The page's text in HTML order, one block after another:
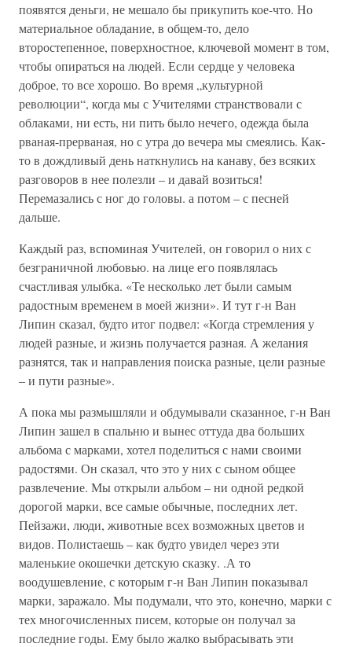
появятся деньги, не мешало бы прикупить кое-что. Но
материальное обладание, в общем-то, дело
второстепенное, поверхностное, ключевой момент в том,
чтобы опираться на людей. Если сердце у человека
доброе, то все хорошо. Во время „культурной
революции“, когда мы с Учителями странствовали с
облаками, ни есть, ни пить было нечего, одежда была
рваная-прерваная, но с утра до вечера мы смеялись. Как-
то в дождливый день наткнулись на канаву, без всяких
разговоров в нее полезли – и давай возиться!
Перемазались с ног до головы. а потом – с песней
дальше.
Каждый раз, вспоминая Учителей, он говорил о них с
безграничной любовью. на лице его появлялась
счастливая улыбка. «Те несколько лет были самым
радостным временем в моей жизни». И тут г-н Ван
Липин сказал, будто итог подвел: «Когда стремления у
людей разные, и жизнь получается разная. А желания
разнятся, так и направления поиска разные, цели разные
– и пути разные».
А пока мы размышляли и обдумывали сказанное, г-н Ван
Липин зашел в спальню и вынес оттуда два больших
альбома с марками, хотел поделиться с нами своими
радостями. Он сказал, что это у них с сыном общее
развлечение. Мы открыли альбом – ни одной редкой
дорогой марки, все самые обычные, последних лет.
Пейзажи, люди, животные всех возможных цветов и
видов. Полистаешь – как будто увидел через эти
маленькие окошечки детскую сказку. .А то
воодушевление, с которым г-н Ван Липин показывал
марки, заражало. Мы подумали, что это, конечно, марки с
тех многочисленных писем, которые он получал за
последние годы. Ему было жалко выбрасывать эти